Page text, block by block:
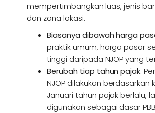
mempertimbangkan luas, jenis
dan zona lokasi.
Biasanya dibawah harga
praktik umum, harga pasar
tinggi daripada NJOP yang
Berubah tiap tahun pajak:
NJOP dilakukan berdasarkan
Januari tahun pajak berlalu,
digunakan sebagai dasar